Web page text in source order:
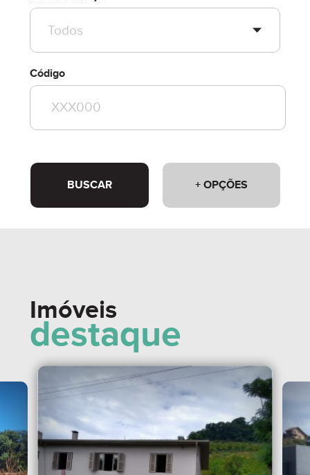
Código
+ OPÇÕES
BUSCAR
Imóveis
destaque